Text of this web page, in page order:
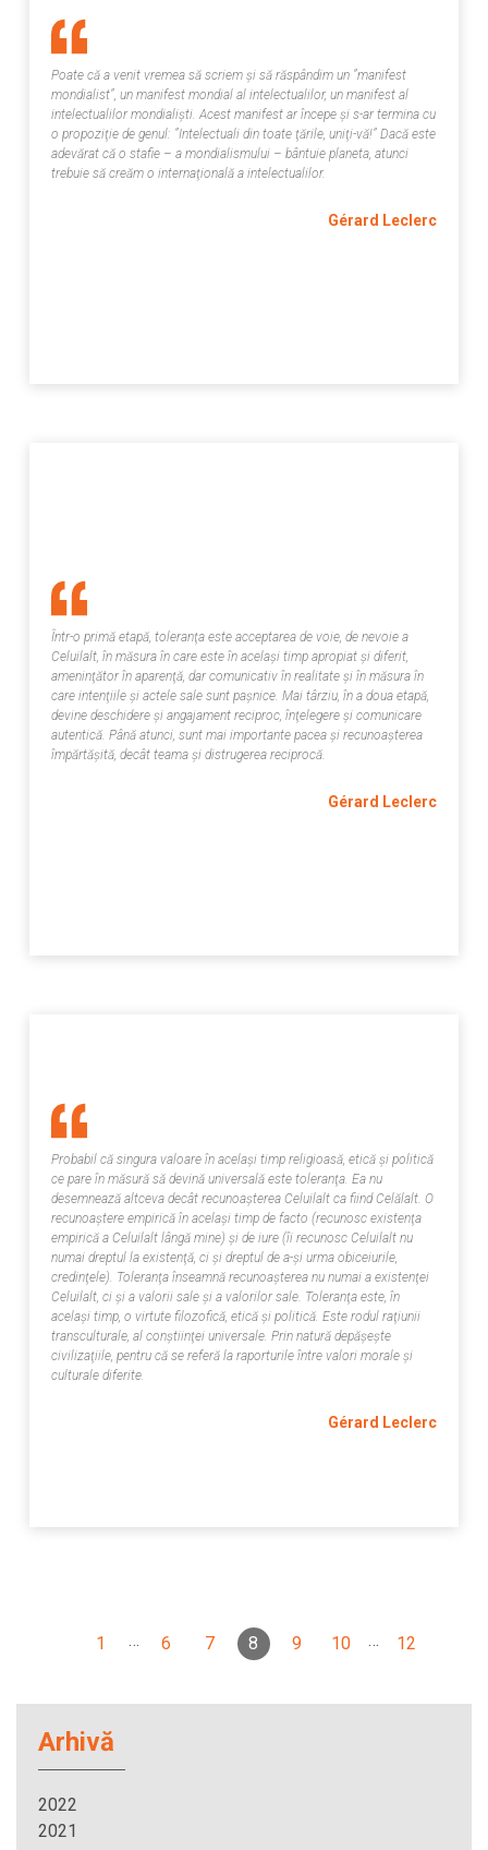
Poate că a venit vremea să scriem şi să răspândim un ”manifest
mondialist”, un manifest mondial al intelectualilor, un manifest al
intelectualilor mondialişti. Acest manifest ar începe şi s-ar termina cu
o propoziţie de genul: ”Intelectuali din toate ţările, uniţi-vă!” Dacă este
adevărat că o stafie – a mondialismului – bântuie planeta, atunci
trebuie să creăm o internaţională a intelectualilor.
Gérard Leclerc
Într-o primă etapă, toleranţa este acceptarea de voie, de nevoie a
Celuilalt, în măsura în care este în acelaşi timp apropiat şi diferit,
ameninţător în aparenţă, dar comunicativ în realitate şi în măsura în
care intenţiile şi actele sale sunt paşnice. Mai târziu, în a doua etapă,
devine deschidere şi angajament reciproc, înţelegere şi comunicare
autentică. Până atunci, sunt mai importante pacea şi recunoaşterea
împărtăşită, decât teama şi distrugerea reciprocă.
Gérard Leclerc
Probabil că singura valoare în acelaşi timp religioasă, etică şi politică
ce pare în măsură să devină universală este toleranţa. Ea nu
desemnează altceva decât recunoaşterea Celuilalt ca fiind Celălalt. O
recunoaştere empirică în acelaşi timp de facto (recunosc existenţa
empirică a Celuilalt lângă mine) şi de iure (îi recunosc Celuilalt nu
numai dreptul la existenţă, ci şi dreptul de a-şi urma obiceiurile,
credinţele). Toleranţa înseamnă recunoaşterea nu numai a existenţei
Celuilalt, ci şi a valorii sale şi a valorilor sale. Toleranţa este, în
acelaşi timp, o virtute filozofică, etică şi politică. Este rodul raţiunii
transculturale, al conştiinţei universale. Prin natură depăşeşte
civilizaţiile, pentru că se referă la raporturile între valori morale şi
culturale diferite.
Gérard Leclerc
1 … 6 7 8 9 10 … 12
Arhivă
2022
2021